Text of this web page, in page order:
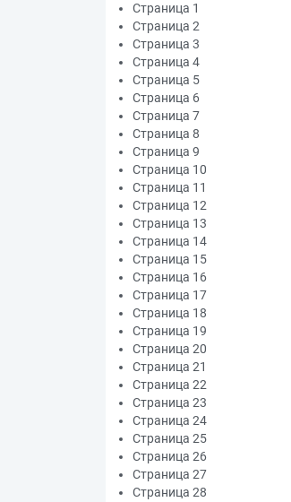
Страница 1
Страница 2
Страница 3
Страница 4
Страница 5
Страница 6
Страница 7
Страница 8
Страница 9
Страница 10
Страница 11
Страница 12
Страница 13
Страница 14
Страница 15
Страница 16
Страница 17
Страница 18
Страница 19
Страница 20
Страница 21
Страница 22
Страница 23
Страница 24
Страница 25
Страница 26
Страница 27
Страница 28